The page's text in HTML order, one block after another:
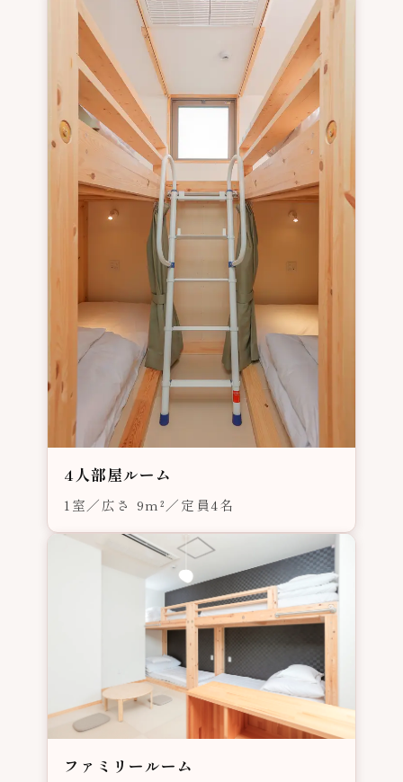
4人部屋ルーム
1室／広さ 9m²／定員4名
ファミリールーム